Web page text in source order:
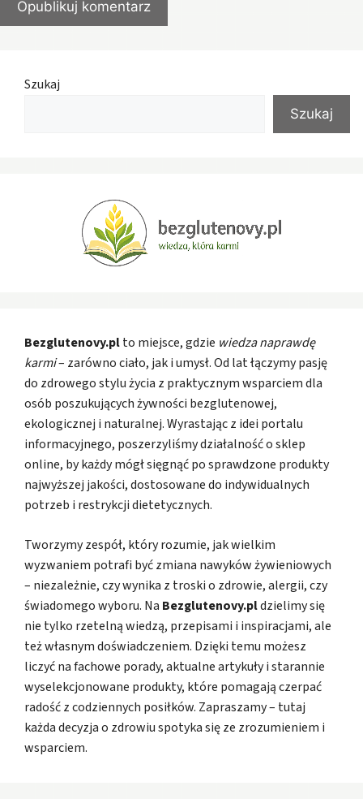
Szukaj
Szukaj
Bezglutenovy.plto miejsce, gdzie wiedza naprawdę
karmi– zarówno ciało, jak i umysł. Od lat łączymy pasję
do zdrowego stylu życia z praktycznym wsparciem dla
osób poszukujących żywności bezglutenowej,
ekologicznej i naturalnej. Wyrastając z idei portalu
informacyjnego, poszerzyliśmy działalność o sklep
online, by każdy mógł sięgnąć po sprawdzone produkty
najwyższej jakości, dostosowane do indywidualnych
potrzeb i restrykcji dietetycznych.
Tworzymy zespół, który rozumie, jak wielkim
wyzwaniem potrafi być zmiana nawyków żywieniowych
– niezależnie, czy wynika z troski o zdrowie, alergii, czy
świadomego wyboru. Na Bezglutenovy.pldzielimy się
nie tylko rzetelną wiedzą, przepisami i inspiracjami, ale
też własnym doświadczeniem. Dzięki temu możesz
liczyć na fachowe porady, aktualne artykuły i starannie
wyselekcjonowane produkty, które pomagają czerpać
radość z codziennych posiłków. Zapraszamy – tutaj
każda decyzja o zdrowiu spotyka się ze zrozumieniem i
wsparciem.